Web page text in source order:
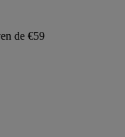
de €59